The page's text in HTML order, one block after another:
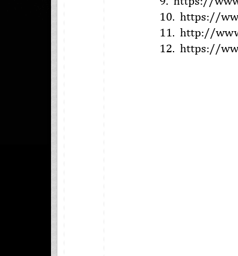
10.
https://
11.
http://
12.
https://